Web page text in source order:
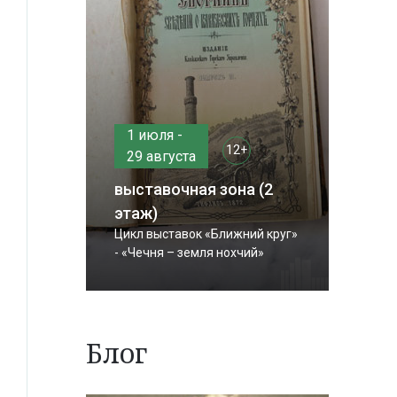
1 июля -
29 августа
12+
выставочная зона (2
этаж)
Цикл выставок «Ближний круг»
- «Чечня – земля нохчий»
Блог